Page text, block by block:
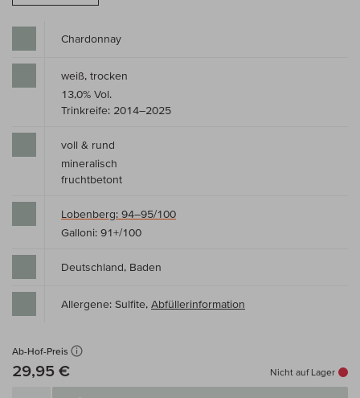
Chardonnay
weiß, trocken
13,0% Vol.
Trinkreife: 2014–2025
voll & rund
mineralisch
fruchtbetont
Lobenberg: 94–95/100
Galloni: 91+/100
Deutschland, Baden
Allergene: Sulfite, Abfüllerinformation
Ab-Hof-Preis
29,95 € Nicht auf Lager